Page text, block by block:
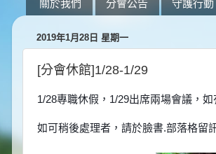
關於我們 分會公告 守護行動
2019年1月28日 星期一
[分會休館]1/28-1/29
1/28專職休假，1/29出席兩場會議，
如可稍後處理者，請於臉書.部落格留